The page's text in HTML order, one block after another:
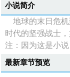
小说简介
地球的末日危机
时代的坚强战士
注：因为这是小
最新章节预览